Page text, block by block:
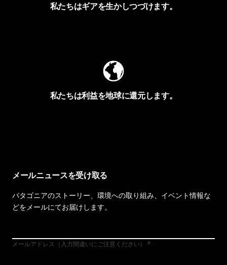
私たちはギアを生かしつづけます。
私たちは利益を地球に還元します。
メールニュースを受け取る
パタゴニアのストーリー、環境への取り組み、イベント情報な
どをメールにてお届けします。
メールアドレス（入力間違いにご注意ください）